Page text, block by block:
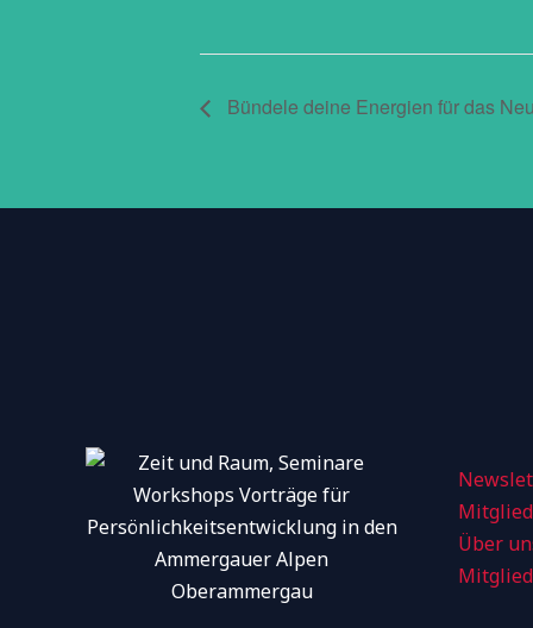
Bündele deine Energien für das
Über